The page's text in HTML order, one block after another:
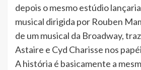
depois o mesmo estúdio
musical dirigida por Rouben
de um musical da Broadway,
Astaire e Cyd Charisse nos
A história é basicamente a